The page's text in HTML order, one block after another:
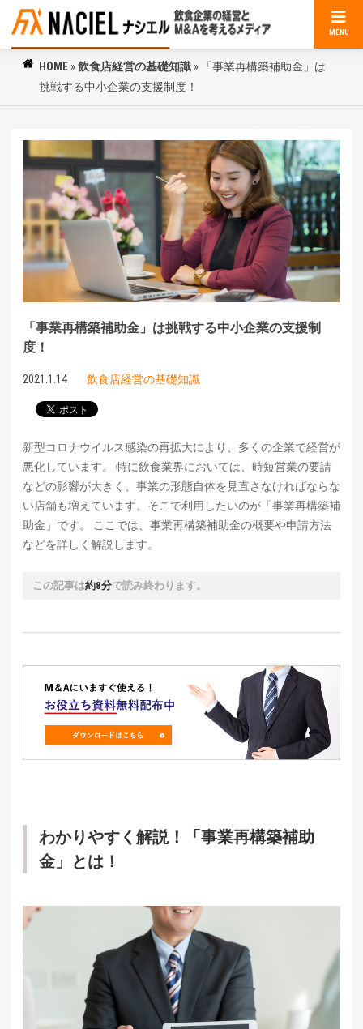
MENU
HOME »飲食店経営の基礎知識 »
「事業再構築補助金」は
挑戦する中小企業の支援制度！
「事業再構築補助金」は挑戦する中小企業の支援制
度！
2021.1.14 飲食店経営の基礎知識
新型コロナウイルス感染の再拡大により、多くの企業で経営が
悪化しています。 特に飲食業界においては、時短営業の要請
などの影響が大きく、事業の形態自体を見直さなければならな
い店舗も増えています。そこで利用したいのが「事業再構築補
助金」です。 ここでは、事業再構築補助金の概要や申請方法
などを詳しく解説します。
この記事は約8分で読み終わります。
わかりやすく解説！「事業再構築補助
金」とは！